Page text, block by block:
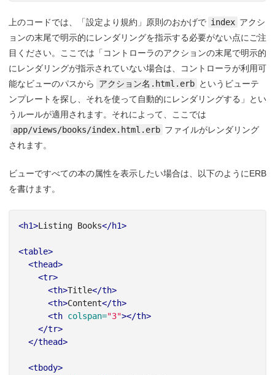
上のコードでは、「設定より規約」原則のおかげで index アクシ
ョンの末尾で明示的にレンダリングを指示する必要がない点にご注
目ください。ここでは「コントローラのアクションの末尾で明示的
にレンダリングが指示されていない場合は、コントローラが利用可
能なビューのパスから
アクション名.html.erb というビューテ
ンプレートを探し、それを使って自動的にレンダリングする」とい
うルールが適用されます。それによって、ここでは
app/views/books/index.html.erb ファイルがレンダリング
されます。
ビューですべての本の属性を表示したい場合は、以下のようにERB
を書けます。
<h1>Listing Books</h1>
<table>
<thead>
<tr>
<th>Title</th>
<th>Content</th>
<th colspan="3"></th>
</tr>
</thead>
<tbody>